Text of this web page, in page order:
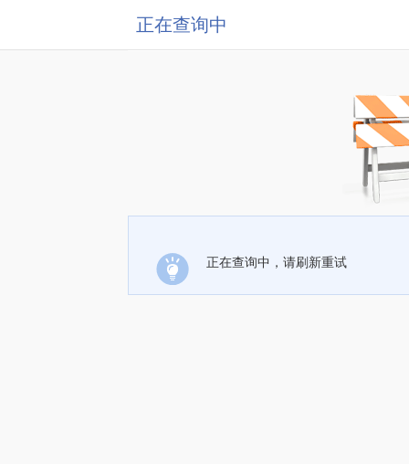
正在查询中
正在查询中，请刷新重试